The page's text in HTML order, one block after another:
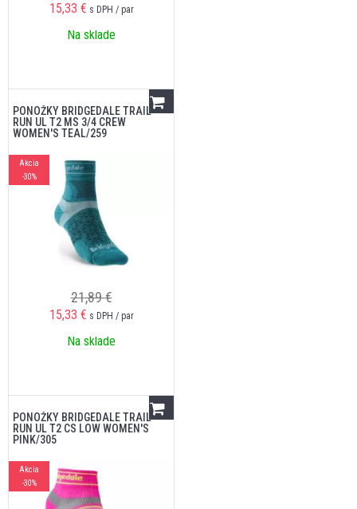
15,33 € s DPH / par
Na sklade
PONOŽKY BRIDGEDALE TRAIL
RUN UL T2 MS 3/4 CREW
WOMEN'S TEAL/259
Akcia
-30%
21,89 €
15,33 € s DPH / par
Na sklade
PONOŽKY BRIDGEDALE TRAIL
RUN UL T2 CS LOW WOMEN'S
PINK/305
Akcia
-30%